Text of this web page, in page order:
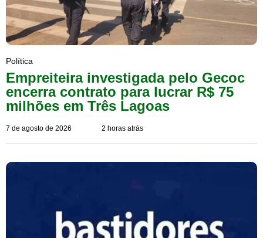
Política
Empreiteira investigada pelo Gecoc
encerra contrato para lucrar R$ 75
milhões em Três Lagoas
7 de agosto de 2026 2 horas atrás